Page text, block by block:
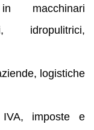
macchinari
idropulitrici,
logistiche
imposte e